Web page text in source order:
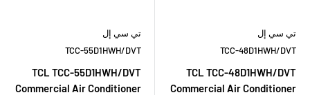
تي سي إل
TCC-48D1HWH/DVT
TCL TCC-48D1HWH/DVT
Commercial Air Conditioner
تي سي إل
TCC-55D1HWH/DVT
TCL TCC-55D1HWH/DVT
Commercial Air Conditioner